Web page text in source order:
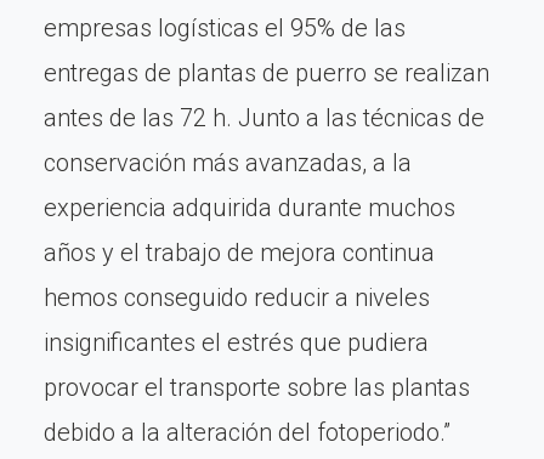
empresas logísticas el 95% de las
entregas de plantas de puerro se realizan
antes de las 72 h. Junto a las técnicas de
conservación más avanzadas, a la
experiencia adquirida durante muchos
años y el trabajo de mejora continua
hemos conseguido reducir a niveles
insignificantes el estrés que pudiera
provocar el transporte sobre las plantas
debido a la alteración del fotoperiodo.”